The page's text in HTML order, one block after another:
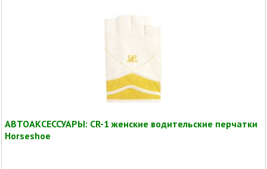
АВТОАКСЕССУАРЫ: CR-1 женские водительские перчатки
Horseshoe